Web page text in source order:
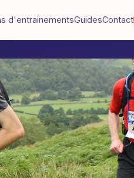
d'entrainementsGuidesContact